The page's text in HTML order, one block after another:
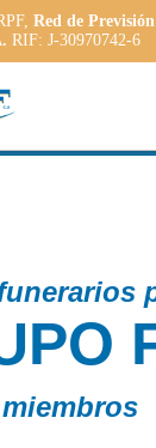
Red de Previsión
RIF: J-30970742-6